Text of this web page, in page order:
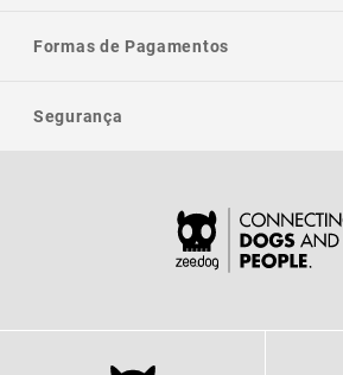
Formas de Pagamentos
Segurança